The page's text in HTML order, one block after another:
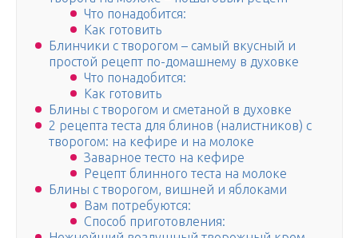
Что понадобится:
Как готовить
Блинчики с творогом – самый вкусный и
простой рецепт по-домашнему в духовке
Что понадобится:
Как готовить
Блины с творогом и сметаной в духовке
2 рецепта теста для блинов (налистников) с
творогом: на кефире и на молоке
Заварное тесто на кефире
Рецепт блинного теста на молоке
Блины с творогом, вишней и яблоками
Вам потребуются:
Способ приготовления: